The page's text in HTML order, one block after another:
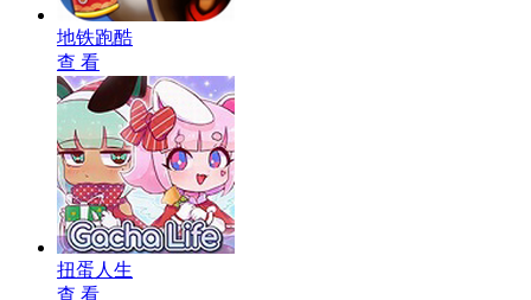
地铁跑酷
查 看
扭蛋人生
查 看